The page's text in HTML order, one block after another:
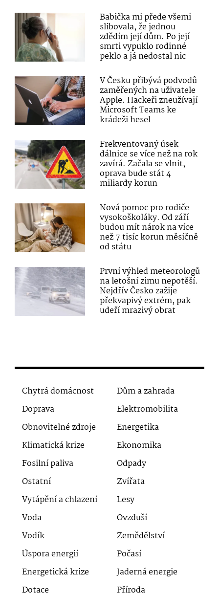
Babička mi přede všemi
slibovala, že jednou
zdědím její dům. Po její
smrti vypuklo rodinné
peklo a já nedostal nic
V Česku přibývá podvodů
zaměřených na uživatele
Apple. Hackeři zneužívají
Microsoft Teams ke
krádeži hesel
Frekventovaný úsek
dálnice se více než na rok
zavírá. Začala se vlnit,
oprava bude stát 4
miliardy korun
Nová pomoc pro rodiče
vysokoškoláky. Od září
budou mít nárok na více
než 7 tisíc korun měsíčně
od státu
První výhled meteorologů
na letošní zimu nepotěší.
Nejdřív Česko zažije
překvapivý extrém, pak
udeří mrazivý obrat
Chytrá domácnost
Dům a zahrada
Doprava
Elektromobilita
Obnovitelné zdroje
Energetika
Klimatická krize
Ekonomika
Fosilní paliva
Odpady
Ostatní
Zvířata
Vytápění a chlazení
Lesy
Voda
Ovzduší
Vodík
Zemědělství
Úspora energií
Počasí
Energetická krize
Jaderná energie
Dotace
Příroda